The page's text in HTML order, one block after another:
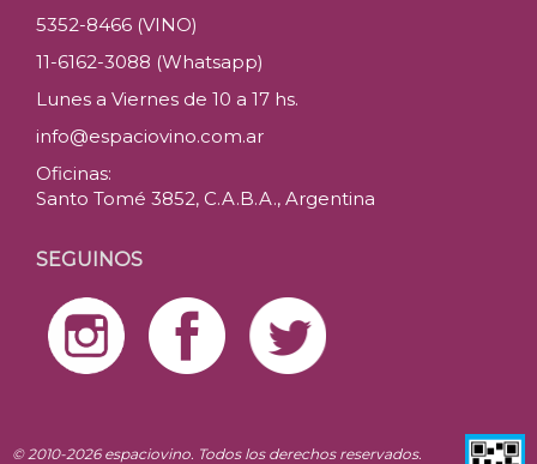
5352-8466 (VINO)
11-6162-3088 (Whatsapp)
Lunes a Viernes de 10 a 17 hs.
info@espaciovino.com.ar
Oficinas:
Santo Tomé 3852, C.A.B.A., Argentina
SEGUINOS
© 2010-2026 espaciovino. Todos los derechos reservados.